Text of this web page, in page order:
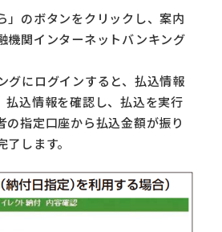
」のボタンをクリックし、案内
機関インターネットバンキング
グにログインすると、払込情報
払込情報を確認し、払込を実行
の指定口座から払込金額が振り
します。